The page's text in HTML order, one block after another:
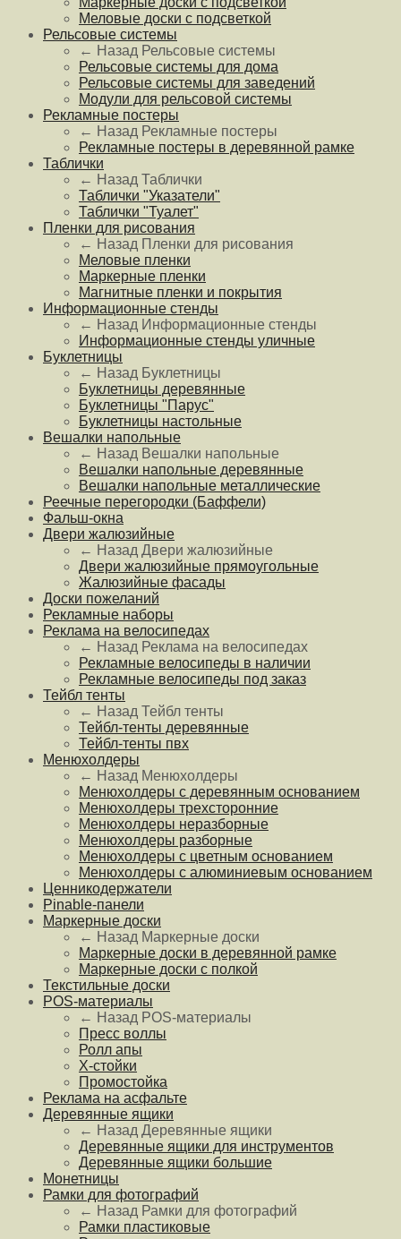
Меловые доски с подсветкой
Рельсовые системы
← Назад Рельсовые системы
Рельсовые системы для дома
Рельсовые системы для заведений
Модули для рельсовой системы
Рекламные постеры
← Назад Рекламные постеры
Рекламные постеры в деревянной рамке
Таблички
← Назад Таблички
Таблички "Указатели"
Таблички "Туалет"
Пленки для рисования
← Назад Пленки для рисования
Меловые пленки
Маркерные пленки
Магнитные пленки и покрытия
Информационные стенды
← Назад Информационные стенды
Информационные стенды уличные
Буклетницы
← Назад Буклетницы
Буклетницы деревянные
Буклетницы "Парус"
Буклетницы настольные
Вешалки напольные
← Назад Вешалки напольные
Вешалки напольные деревянные
Вешалки напольные металлические
Реечные перегородки (Баффели)
Фальш-окна
Двери жалюзийные
← Назад Двери жалюзийные
Двери жалюзийные прямоугольные
Жалюзийные фасады
Доски пожеланий
Рекламные наборы
Реклама на велосипедах
← Назад Реклама на велосипедах
Рекламные велосипеды в наличии
Рекламные велосипеды под заказ
Тейбл тенты
← Назад Тейбл тенты
Тейбл-тенты деревянные
Тейбл-тенты пвх
Менюхолдеры
← Назад Менюхолдеры
Менюхолдеры с деревянным основанием
Менюхолдеры трехсторонние
Менюхолдеры неразборные
Менюхолдеры разборные
Менюхолдеры с цветным основанием
Менюхолдеры с алюминиевым основанием
Ценникодержатели
Pinable-панели
Маркерные доски
← Назад Маркерные доски
Маркерные доски в деревянной рамке
Маркерные доски с полкой
Текстильные доски
POS-материалы
← Назад POS-материалы
Пресс воллы
Ролл апы
Х-стойки
Промостойка
Реклама на асфальте
Деревянные ящики
← Назад Деревянные ящики
Деревянные ящики для инструментов
Деревянные ящики большие
Монетницы
Рамки для фотографий
← Назад Рамки для фотографий
Рамки пластиковые